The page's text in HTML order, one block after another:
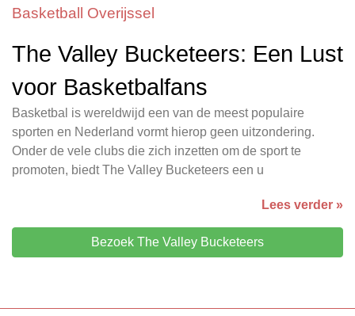
Basketball Overijssel
The Valley Bucketeers: Een Lust
voor Basketbalfans
Basketbal is wereldwijd een van de meest populaire
sporten en Nederland vormt hierop geen uitzondering.
Onder de vele clubs die zich inzetten om de sport te
promoten, biedt The Valley Bucketeers een u
Lees verder »
Bezoek The Valley Bucketeers